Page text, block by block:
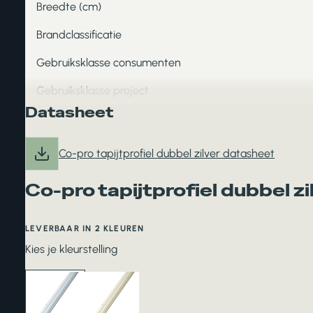
Breedte (cm)
Brandclassificatie
Gebruiksklasse consumenten
Gebruiksklasse project
Datasheet
Co-pro tapijtprofiel dubbel zilver datasheet
Co-pro tapijtprofiel dubbel
LEVERBAAR IN 2 KLEUREN
Kies je kleurstelling